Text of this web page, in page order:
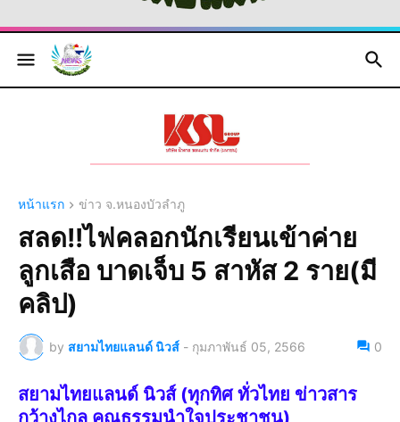
หน้าแรก ข่าว จ.หนองบัวลำภู
สลด!!ไฟคลอกนักเรียนเข้าค่าย
ลูกเสือ บาดเจ็บ 5 สาหัส 2 ราย(มี
คลิป)
by สยามไทยแลนด์ นิวส์ - กุมภาพันธ์ 05, 2566 0
สยามไทยแลนด์ นิวส์ (ทุกทิศ ทั่วไทย ข่าวสาร
กว้างไกล คุณธรรมนำใจประชาชน)